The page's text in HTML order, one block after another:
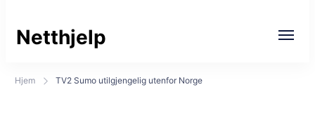
Netthjelp
Hjem TV2 Sumo utilgjengelig utenfor Norge